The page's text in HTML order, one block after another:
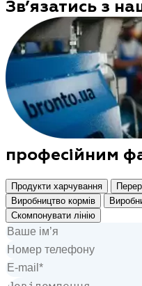
Зв’язатись з
професійним
Продукти харчування
Виробництво кормів
Скомпонувати лінію